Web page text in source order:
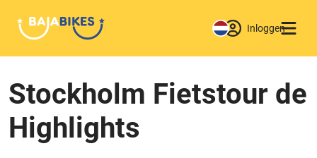
Inloggen
Stockholm Fietstour de
Highlights